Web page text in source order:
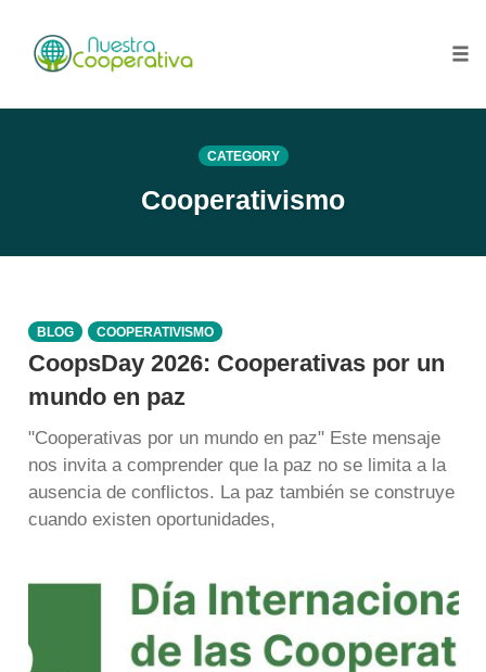
content
CATEGORY
Cooperativismo
BLOG COOPERATIVISMO
CoopsDay 2026: Cooperativas por un
mundo en paz
"Cooperativas por un mundo en paz" Este mensaje
nos invita a comprender que la paz no se limita a la
ausencia de conflictos. La paz también se construye
cuando existen oportunidades,